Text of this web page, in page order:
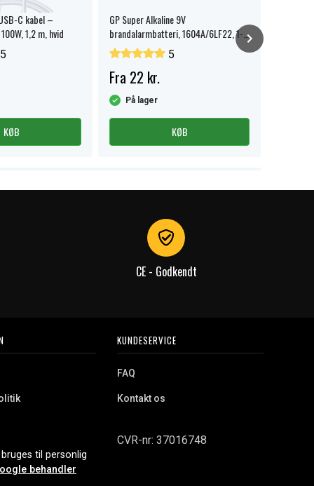
C kabel –
1,2 m, hvid
5
KØB
GP Super Alkaline 9V
brandalarmbatteri, 1604A/6LF22, 1-
pak.
5
Fra 22 kr.
På lager
KØB
CE - Godkendt
KUNDESERVICE
FAQ
Kontakt os
CVR-nr: 37016748
til personlig
behandler